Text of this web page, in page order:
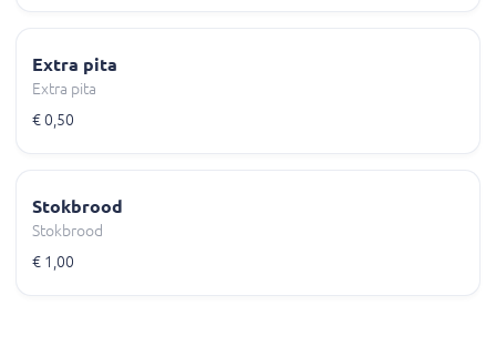
Extra pita
Extra pita
€ 0,50
Stokbrood
Stokbrood
€ 1,00